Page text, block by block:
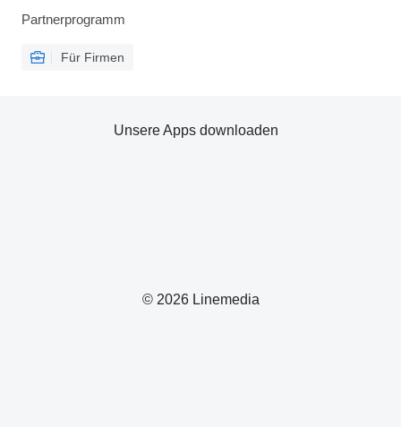
Partnerprogramm
Für Firmen
© 2026 Linemedia
Unsere Apps downloaden